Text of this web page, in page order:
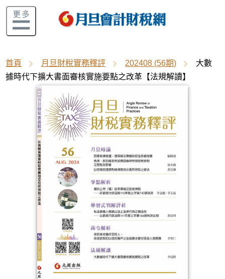
首頁 月旦財稅實務釋評 202408 (56期)
大數
據時代下擴大書面審核實施要點之改革【法規解讀】